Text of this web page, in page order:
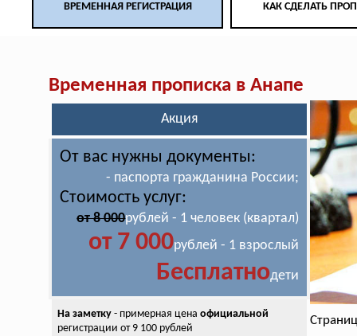
ВРЕМЕННАЯ РЕГИСТРАЦИЯ КАК СДЕЛАТЬ
Временная прописка в Анапе
Акция
От вас нужны документы:
- паспорта гражданина России;
Стоимость услуг:
от 8 000рублей - 1 человек (квартал)
от 7 000рублей - 1 взрослый
Бесплатнодети
На заметку- примерная цена официальной
регистрации от 9 100 рублей